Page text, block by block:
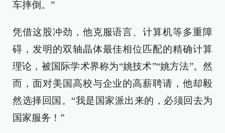
车摔倒。”
凭借这股冲劲，他克服语言、计算机等多重障
碍，发明的双轴晶体最佳相位匹配的精确计算
理论，被国际学术界称为“姚技术”“姚方法”。然
而，面对美国高校与企业的高薪聘请，他却毅
然选择回国。“我是国家派出来的，必须回去为
国家服务！”